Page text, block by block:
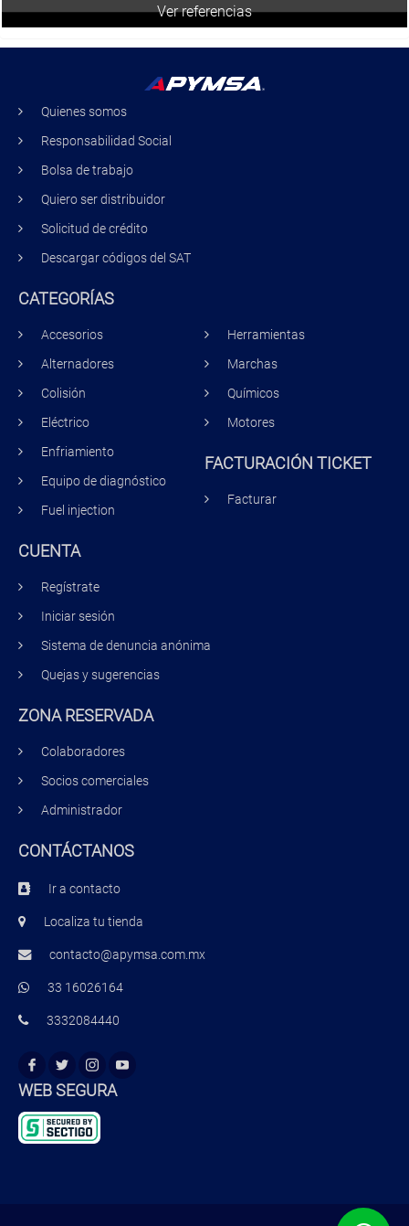
Ver referencias
Quienes somos
Responsabilidad Social
Bolsa de trabajo
Quiero ser distribuidor
Solicitud de crédito
Descargar códigos del SAT
CATEGORÍAS
Accesorios
Alternadores
Colisión
Eléctrico
Enfriamiento
Equipo de diagnóstico
Fuel injection
Herramientas
Marchas
Químicos
Motores
FACTURACIÓN TICKET
Facturar
CUENTA
Regístrate
Iniciar sesión
Sistema de denuncia anónima
Quejas y sugerencias
ZONA RESERVADA
Colaboradores
Socios comerciales
Administrador
CONTÁCTANOS
Ir a contacto
Localiza tu tienda
contacto@apymsa.com.mx
33 16026164
3332084440
WEB SEGURA